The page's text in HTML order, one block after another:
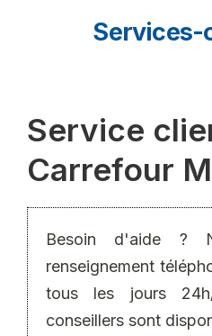
Services-
Service
Carrefour
Besoin d'aide ?
renseignement
tous les jours
conseillers sont